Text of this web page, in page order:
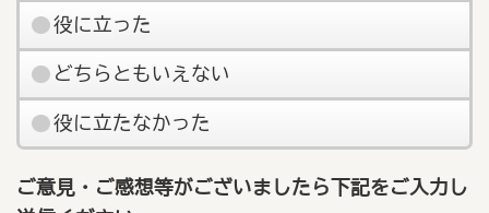
役に立った
どちらともいえない
役に立たなかった
ご意見・ご感想等がございましたら下記をご入力し